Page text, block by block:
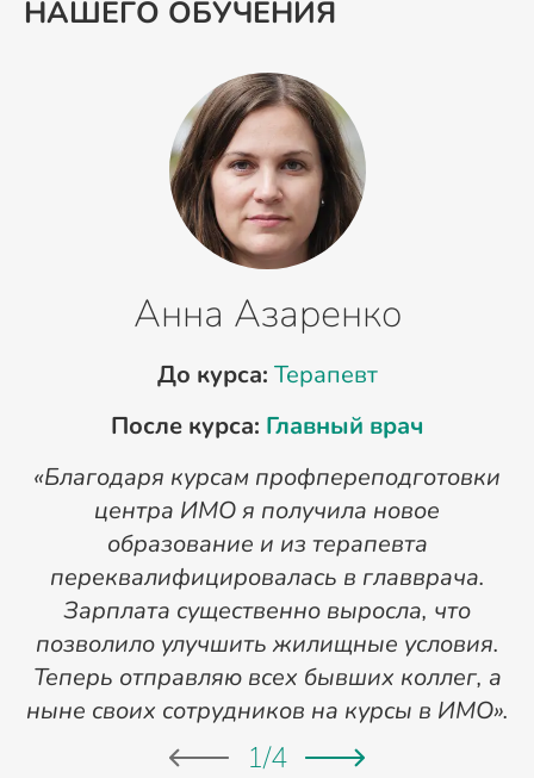
НАШЕГО ОБУЧЕНИЯ
Анна Азаренко
До курса: Терапевт
После курса: Главный врач
«Благодаря курсам профпереподготовки
центра ИМО я получила новое
образование и из терапевта
переквалифицировалась в главврача.
Зарплата существенно выросла, что
позволило улучшить жилищные условия.
Теперь отправляю всех бывших коллег, а
ныне своих сотрудников на курсы в ИМО».
1/4